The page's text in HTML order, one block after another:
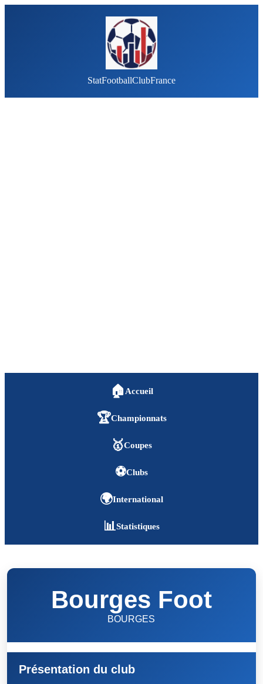
StatFootballClubFrance
🏠 Accueil
🏆Championnats
🥇Coupes
⚽Clubs
🌍International
📊Statistiques
Bourges Foot
BOURGES
Présentation du club